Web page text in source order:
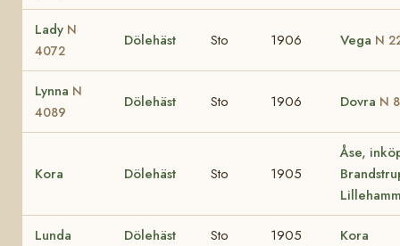
Lady N
4072
Dölehäst Sto 1906 Vega N
Lynna N
4089
Dölehäst Sto 1906 Dovra N
Kora Dölehäst Sto 1905
Åse,
Lunda Dölehäst Sto 1905 Kora